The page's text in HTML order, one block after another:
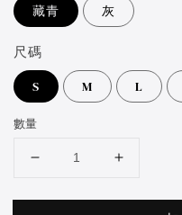
藏青 灰
尺碼
S M L
數量